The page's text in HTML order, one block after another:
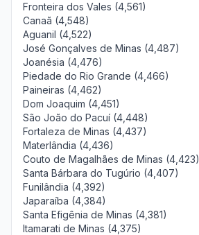
Fronteira dos Vales (4,561)
Canaã (4,548)
Aguanil (4,522)
José Gonçalves de Minas (4,487)
Joanésia (4,476)
Piedade do Rio Grande (4,466)
Paineiras (4,462)
Dom Joaquim (4,451)
São João do Pacuí (4,448)
Fortaleza de Minas (4,437)
Materlândia (4,436)
Couto de Magalhães de Minas (4,423)
Santa Bárbara do Tugúrio (4,407)
Funilândia (4,392)
Japaraíba (4,384)
Santa Efigênia de Minas (4,381)
Itamarati de Minas (4,375)